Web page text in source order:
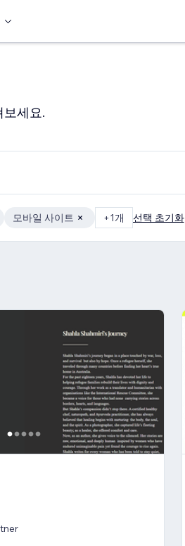
세요.
모바일 사이트 +1개 선택 초기화